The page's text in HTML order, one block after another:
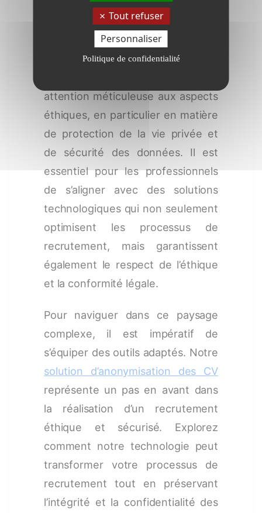
L’intégration de l’IA dans le
recrutement offre des avantages
attention méticuleuse aux aspects
éthiques, en particulier en matière
de protection de la vie privée et
de sécurité des données. Il est
essentiel pour les professionnels
de s’aligner avec des solutions
technologiques qui non seulement
optimisent les processus de
recrutement, mais garantissent
également le respect de l’éthique
et la conformité légale.
Pour naviguer dans ce paysage
complexe, il est impératif de
s’équiper des outils adaptés. Notre
solution d’anonymisation des CV
représente un pas en avant dans
la réalisation d’un recrutement
éthique et sécurisé. Explorez
comment notre technologie peut
transformer votre processus de
recrutement tout en préservant
l’intégrité et la confidentialité des
Tout refuser
Personnaliser
Politique de confidentialité